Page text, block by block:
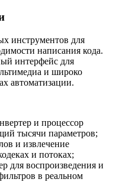
инструментов для
написания кода.
интерфейс для
и широко
автоматизации.
и процессор
тысячи параметров;
и извлечение
и потоках;
для воспроизведения и
в реальном